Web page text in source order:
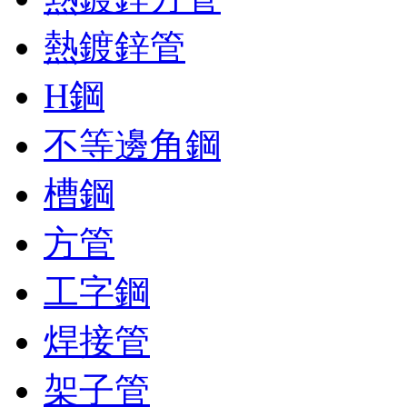
熱鍍鋅管
H鋼
不等邊角鋼
槽鋼
方管
工字鋼
焊接管
架子管